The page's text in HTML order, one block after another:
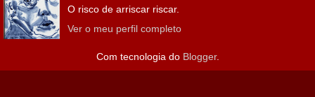
O risco de arriscar riscar.
Ver o meu perfil completo
Com tecnologia do Blogger.